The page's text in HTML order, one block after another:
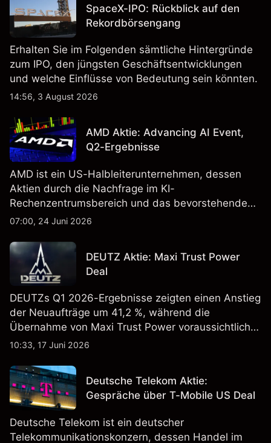
SpaceX-IPO: Rückblick auf den
Rekordbörsengang
Erhalten Sie im Folgenden sämtliche Hintergründe
zum IPO, den jüngsten Geschäftsentwicklungen
und welche Einflüsse von Bedeutung sein könnten.
14:56, 3 August 2026
AMD Aktie: Advancing AI Event,
Q2-Ergebnisse
AMD ist ein US-Halbleiterunternehmen, dessen
Aktien durch die Nachfrage im KI-
Rechenzentrumsbereich und das bevorstehende
„Advancing AI 2026"-Event im Juli Aufmerksamkeit
Vergangenheit ist kein verlässlicher Indikator für
zukünftige Ergebnisse.
07:00, 24 Juni 2026
DEUTZ Aktie: Maxi Trust Power
Deal
DEUTZs Q1 2026-Ergebnisse zeigten einen Anstieg
der Neuaufträge um 41,2 %, während die
Übernahme von Maxi Trust Power voraussichtlich
40 Mio. € zum Umsatz von DEUTZ Energy
Vergangenheit ist kein verlässlicher Indikator für
zukünftige Ergebnisse.
10:33, 17 Juni 2026
Deutsche Telekom Aktie:
Gespräche über T-Mobile US Deal
Deutsche Telekom ist ein deutscher
Telekommunikationskonzern, dessen Handel im